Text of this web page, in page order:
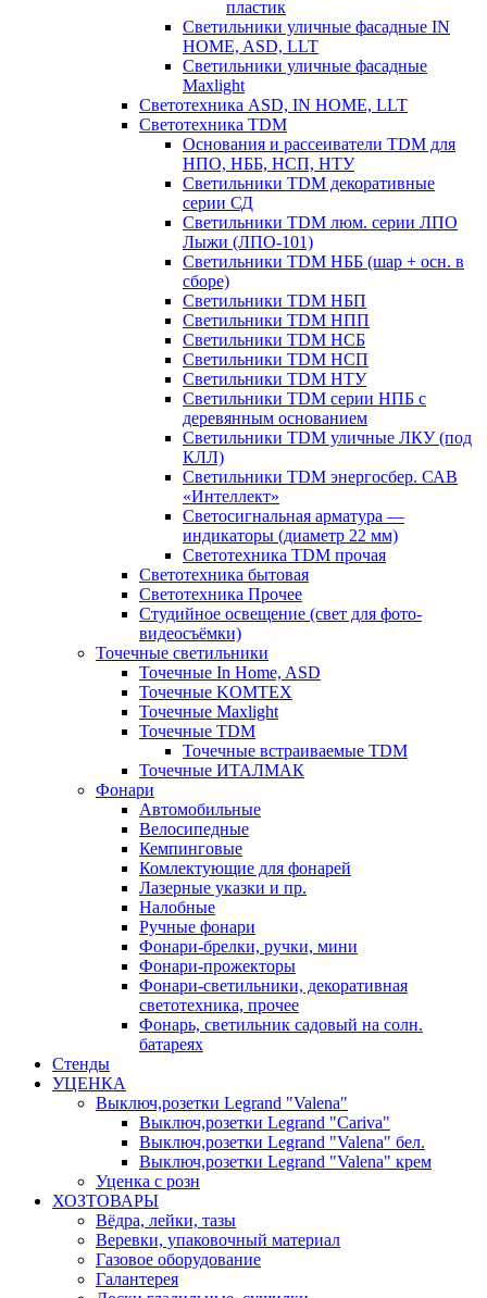
пластик
Светильники уличные фасадные IN
HOME, ASD, LLT
Светильники уличные фасадные
Maxlight
Светотехника ASD, IN HOME, LLT
Светотехника TDM
Основания и рассеиватели TDM для
НПО, НББ, НСП, НТУ
Светильники TDM декоративные
серии СД
Светильники TDM люм. серии ЛПО
Лыжи (ЛПО-101)
Светильники TDM НББ (шар + осн. в
сборе)
Светильники TDM НБП
Светильники TDM НПП
Светильники TDM НСБ
Светильники TDM НСП
Светильники TDM НТУ
Светильники TDM серии НПБ с
деревянным основанием
Светильники TDM уличные ЛКУ (под
КЛЛ)
Светильники TDM энергосбер. САВ
«Интеллект»
Светосигнальная арматура —
индикаторы (диаметр 22 мм)
Светотехника TDM прочая
Светотехника бытовая
Светотехника Прочее
Студийное освещение (свет для фото-
видеосъёмки)
Точечные светильники
Точечные In Home, ASD
Точечные KOMTEX
Точечные Maxlight
Точечные TDM
Точечные встраиваемые TDM
Точечные ИТАЛМАК
Фонари
Автомобильные
Велосипедные
Кемпинговые
Комлектующие для фонарей
Лазерные указки и пр.
Налобные
Ручные фонари
Фонари-брелки, ручки, мини
Фонари-прожекторы
Фонари-светильники, декоративная
светотехника, прочее
Фонарь, светильник садовый на солн.
батареях
Стенды
УЦЕНКА
Выключ,розетки Legrand "Valena"
Выключ,розетки Legrand "Cariva"
Выключ,розетки Legrand "Valena" бел.
Выключ,розетки Legrand "Valena" крем
Уценка с розн
ХОЗТОВАРЫ
Вёдра, лейки, тазы
Веревки, упаковочный материал
Газовое оборудование
Галантерея